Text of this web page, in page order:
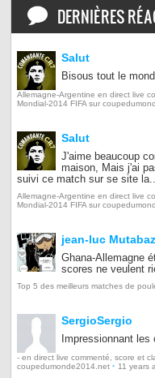
DERNIÈRES
Salut
Bisous tout le
Allemagne-Argentine en direct live
Mondial-2014 FIFA sur
Salut
J'aime beaucoup
maison, Mais j'ai
suivi ce match sur se site
Allemagne-Argentine en direct live
Mondial-2014 FIFA sur
jean-luc
Ghana-Allemagne
scores ne veulent
Top 5 des meilleurs matches de
SergioSergio
Impressionnant les
- en direct live commenté, score et
coupedumonde2014.net · 11 years